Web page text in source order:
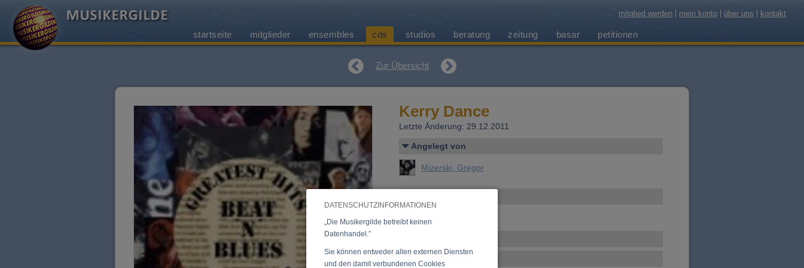
DATENSCHUTZINFORMATIONEN
„Die Musikergilde betreibt keinen
Datenhandel.”
Sie können entweder allen externen Diensten
und den damit verbundenen Cookies
mitglied werden mein konto über uns kontakt
startseite mitglieder ensembles cds studios beratung zeitung basar petitionen
Zur Übersicht
Kerry Dance
Letzte Änderung: 29.12.2011
Angelegt von
Mizerski, Gregor